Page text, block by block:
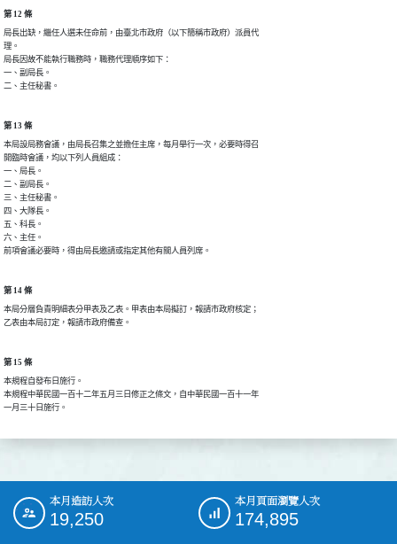
第 12 條
局長出缺，繼任人選未任命前，由臺北市政府（以下簡稱市政府）派員代
理。
局長因故不能執行職務時，職務代理順序如下：
一、副局長。
二、主任秘書。
第 13 條
本局設局務會議，由局長召集之並擔任主席，每月舉行一次，必要時得召
開臨時會議，均以下列人員組成：
一、局長。
二、副局長。
三、主任秘書。
四、大隊長。
五、科長。
六、主任。
前項會議必要時，得由局長邀請或指定其他有關人員列席。
第 14 條
本局分層負責明細表分甲表及乙表。甲表由本局擬訂，報請市政府核定；
乙表由本局訂定，報請市政府備查。
第 15 條
本規程自發布日施行。
本規程中華民國一百十二年五月三日修正之條文，自中華民國一百十一年
一月三十日施行。
::: 本月造訪人次
19,250
本月頁面瀏覽人次
174,895